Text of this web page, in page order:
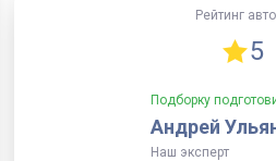
Рейтинг
5
Подборку
Андрей
Наш эксперт